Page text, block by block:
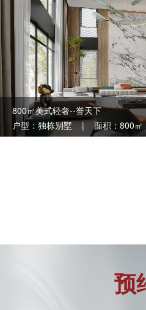
800㎡美式轻奢--誉天下
户型：独栋别墅 | 面积：800㎡
预